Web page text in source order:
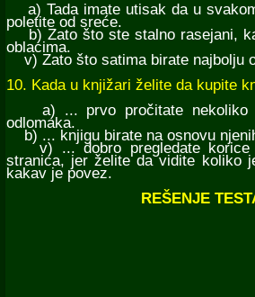
a) Tada imate utisak da u
poletite od sreće.
b) Zato što ste stalno rasejani,
oblacima.
v) Zato što satima birate najbolju
10. Kada u knjižari želite da kupite
a) ... prvo pročitate nekoliko
odlomaka.
b) ... knjigu birate na osnovu
v) ... dobro pregledate korice
stranica, jer želite da vidite koliko
kakav je povez.
REŠENJE